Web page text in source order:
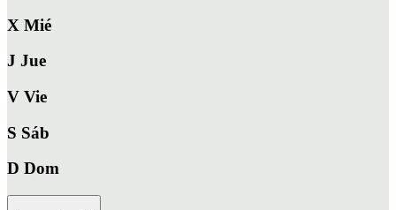
X Mié
J Jue
V Vie
S Sáb
D Dom